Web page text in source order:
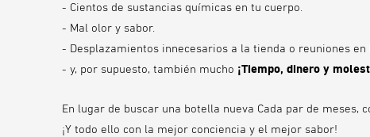
- Cientos de sustancias químicas en tu cuerpo.
- Mal olor y sabor.
- Desplazamientos innecesarios a la tienda o reuniones en
- y, por supuesto, también mucho ¡Tiempo, dinero y
En lugar de buscar una botella nueva Cada par de meses,
¡Y todo ello con la mejor conciencia y el mejor sabor!